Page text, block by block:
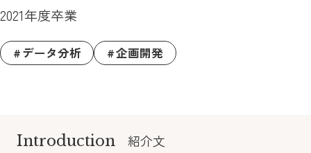
2021年度卒業
データ分析 企画開発
Introduction 紹介文